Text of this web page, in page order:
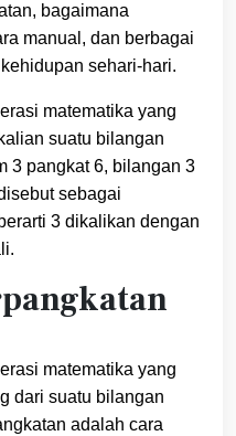
bagaimana
manual, dan berbagai
sehari-hari.
matematika yang
suatu bilangan
3 pangkat 6, bilangan 3
sebagai
3 dikalikan dengan
matematika yang
dari suatu bilangan
adalah cara